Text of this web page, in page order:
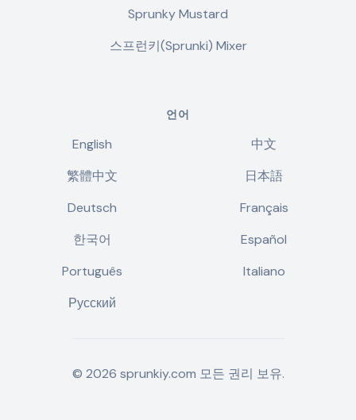
Sprunky Mustard
스프런키(Sprunki) Mixer
언어
English
中文
繁體中文
日本語
Deutsch
Français
한국어
Español
Português
Italiano
Русский
© 2026 sprunkiy.com 모든 권리 보유.